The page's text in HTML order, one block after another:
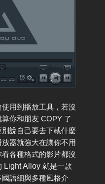
用到播放工具，若沒
你和朋友 COPY 了
說自己要去下載什麼
器就強大在讓你不用
各種格式的影片都沒
Light Alloy 就是一款
語細與多種風格介